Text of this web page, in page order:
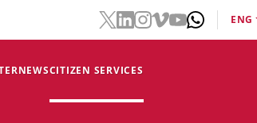
NEWSCITIZEN SERVICES
ENG